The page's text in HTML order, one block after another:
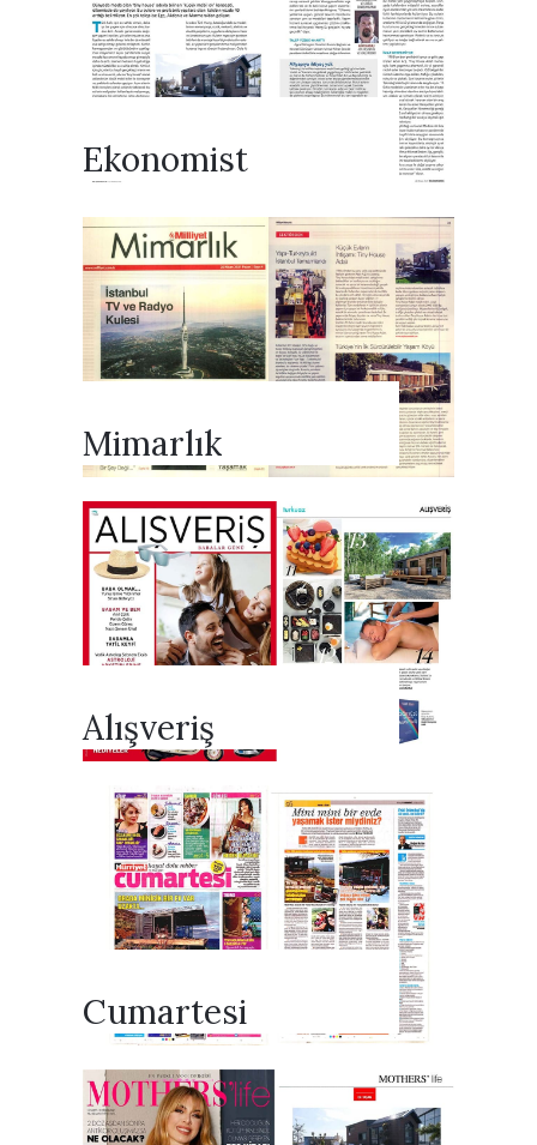
Ekonomist
Mimarlık
Alışveriş
Cumartesi